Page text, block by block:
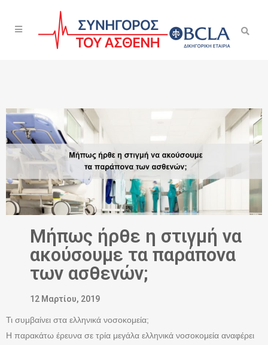
Μήπως ήρθε η στιγμή να
ακούσουμε τα παράπονα
των ασθενών;
12 Μαρτίου, 2019
Τι συμβαίνει στα ελληνικά νοσοκομεία;
Η παρακάτω έρευνα σε τρία μεγάλα ελληνικά νοσοκομεία αναφέρει